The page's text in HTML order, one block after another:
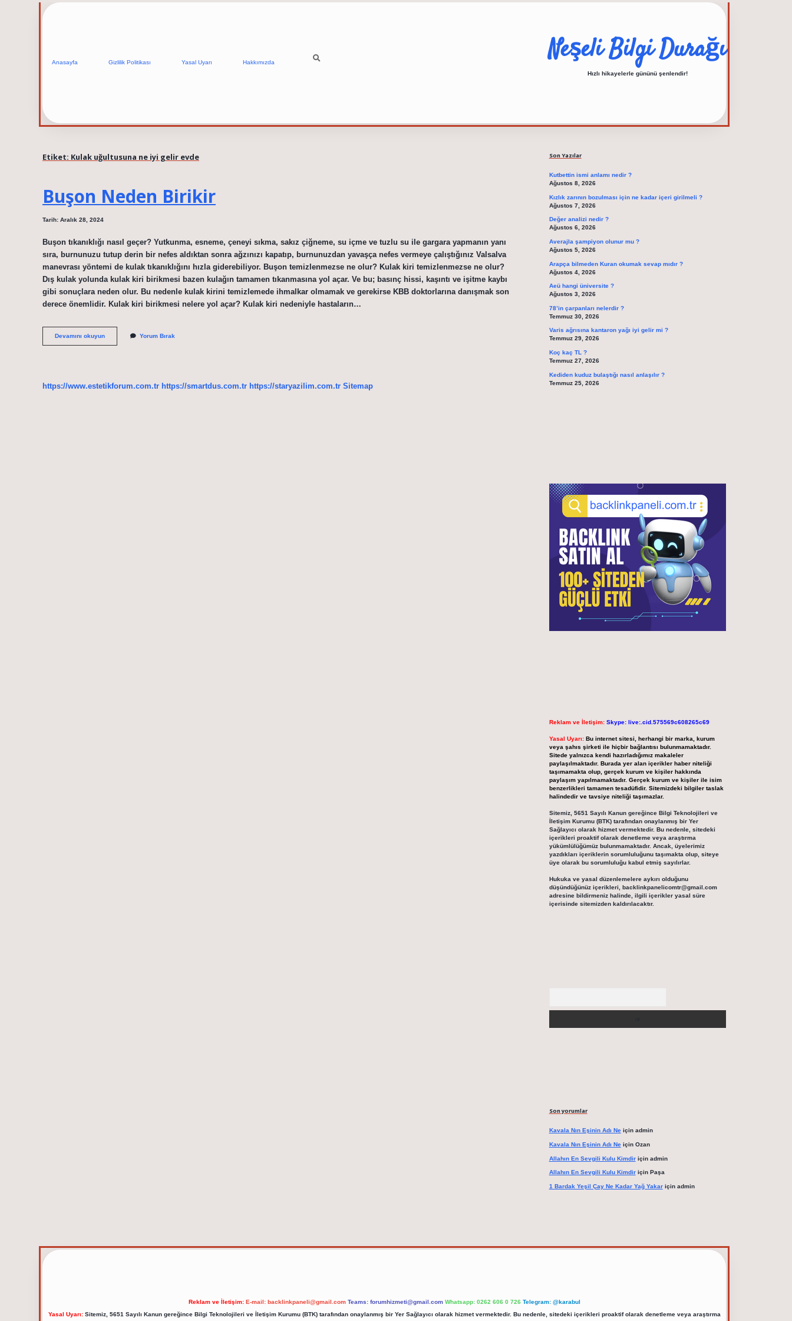
Anasayfa Gizlilik Politikası Yasal Uyarı Hakkımızda Neşeli Bilgi Durağı
Hızlı hikayelerle gününü şenlendir!
Etiket: Kulak uğultusuna ne iyi gelir evde
Buşon Neden Birikir
Tarih: Aralık 28, 2024
Buşon tıkanıklığı nasıl geçer? Yutkunma, esneme, çeneyi sıkma, sakız çiğneme, su içme ve tuzlu su ile gargara yapmanın yanı
sıra, burnunuzu tutup derin bir nefes aldıktan sonra ağzınızı kapatıp, burnunuzdan yavaşça nefes vermeye çalıştığınız Valsalva
manevrası yöntemi de kulak tıkanıklığını hızla giderebiliyor. Buşon temizlenmezse ne olur? Kulak kiri temizlenmezse ne olur?
Dış kulak yolunda kulak kiri birikmesi bazen kulağın tamamen tıkanmasına yol açar. Ve bu; basınç hissi, kaşıntı ve işitme kaybı
gibi sonuçlara neden olur. Bu nedenle kulak kirini temizlemede ihmalkar olmamak ve gerekirse KBB doktorlarına danışmak son
derece önemlidir. Kulak kiri birikmesi nelere yol açar? Kulak kiri nedeniyle hastaların…
Devamını okuyunBuşon
Neden
Yorum Bırak
https://www.estetikforum.com.tr https://smartdus.com.tr https://staryazilim.com.tr Sitemap
Son Yazılar
Kutbettin ismi anlamı nedir ?
Ağustos 8, 2026
Kızlık zarının bozulması için ne kadar içeri girilmeli ?
Ağustos 7, 2026
Değer analizi nedir ?
Ağustos 6, 2026
Averajla şampiyon olunur mu ?
Ağustos 5, 2026
Arapça bilmeden Kuran okumak sevap mıdır ?
Ağustos 4, 2026
Aeü hangi üniversite ?
Ağustos 3, 2026
78’in çarpanları nelerdir ?
Temmuz 30, 2026
Varis ağrısına kantaron yağı iyi gelir mi ?
Temmuz 29, 2026
Koç kaç TL ?
Temmuz 27, 2026
Kediden kuduz bulaştığı nasıl anlaşılır ?
Temmuz 25, 2026
Reklam ve İletişim: Skype: live:.cid.575569c608265c69
Yasal Uyarı: Bu internet sitesi, herhangi bir marka, kurum
veya şahıs şirketi ile hiçbir bağlantısı bulunmamaktadır.
Sitede yalnızca kendi hazırladığımız makaleler
paylaşılmaktadır. Burada yer alan içerikler haber niteliği
taşımamakta olup, gerçek kurum ve kişiler hakkında
paylaşım yapılmamaktadır. Gerçek kurum ve kişiler ile isim
benzerlikleri tamamen tesadüfidir. Sitemizdeki bilgiler taslak
halindedir ve tavsiye niteliği taşımazlar.
Sitemiz, 5651 Sayılı Kanun gereğince Bilgi Teknolojileri ve
İletişim Kurumu (BTK) tarafından onaylanmış bir Yer
Sağlayıcı olarak hizmet vermektedir. Bu nedenle, sitedeki
içerikleri proaktif olarak denetleme veya araştırma
yükümlülüğümüz bulunmamaktadır. Ancak, üyelerimiz
yazdıkları içeriklerin sorumluluğunu taşımakta olup, siteye
üye olarak bu sorumluluğu kabul etmiş sayılırlar.
Hukuka ve yasal düzenlemelere aykırı olduğunu
düşündüğünüz içerikleri, backlinkpanelicomtr@gmail.com
adresine bildirmeniz halinde, ilgili içerikler yasal süre
içerisinde sitemizden kaldırılacaktır.
Son yorumlar
Kavala Nın Eşinin Adı Neiçin admin
Kavala Nın Eşinin Adı Neiçin Ozan
Allahın En Sevgili Kulu Kimdiriçin admin
Allahın En Sevgili Kulu Kimdiriçin Paşa
1 Bardak Yeşil Çay Ne Kadar Yağ Yakariçin admin
elexbet güncel
Reklam ve İletişim: E-mail: backlinkpaneli@gmail.com Teams: forumhizmeti@gmail.com Whatsapp: 0262 606 0 726 Telegram: @karabul
Yasal Uyarı:Sitemiz, 5651 Sayılı Kanun gereğince Bilgi Teknolojileri ve İletişim Kurumu (BTK) tarafından onaylanmış bir Yer Sağlayıcı olarak hizmet vermektedir. Bu nedenle, sitedeki içerikleri proaktif olarak denetleme veya araştırma